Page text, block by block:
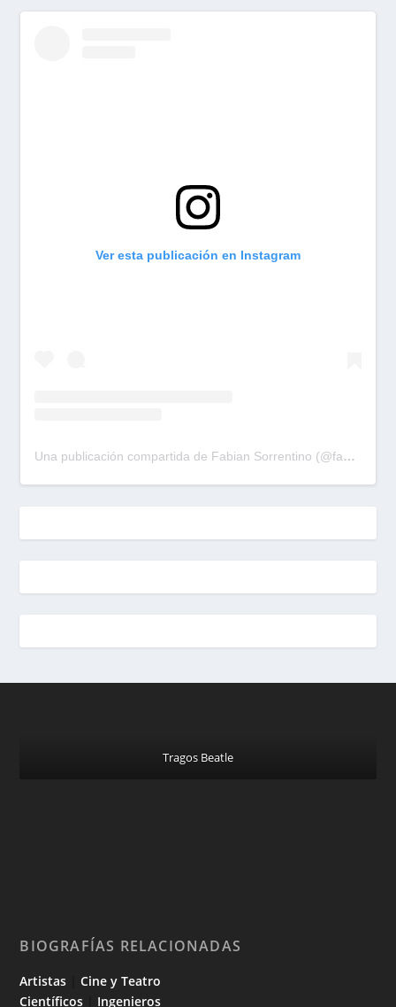
Ver esta publicación en Instagram
Una publicación compartida de Fabian Sorrentino (@fabiansonria)
Tragos Beatle
BIOGRAFÍAS RELACIONADAS
Artistas |Cine y Teatro
Científicos
Ingenieros